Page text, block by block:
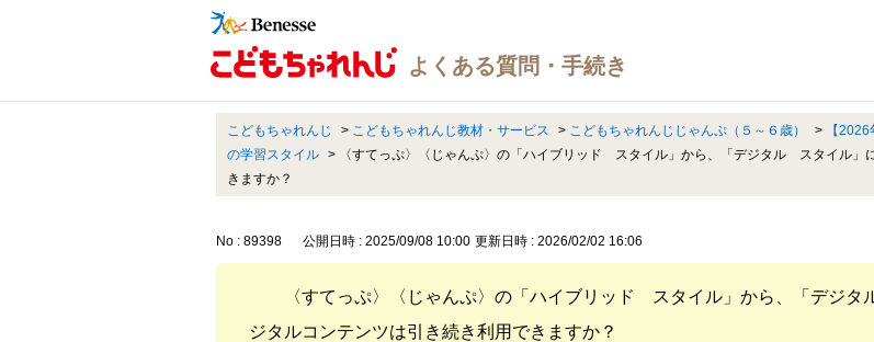
こどもちゃれんじ > こどもちゃれんじ教材・サービス > こどもちゃれんじじゃんぷ（５～６歳） >
【
の学習スタイル >
〈すてっぷ〉〈じゃんぷ〉の「ハイブリッド スタイル」から、「デジタル スタイル」
きますか？
No : 89398 公開日時 : 2025/09/08 10:00 更新日時 : 2026/02/02 16:06
〈すてっぷ〉〈じゃんぷ〉の「ハイブリッド スタイル」から、「デジ
ジタルコンテンツは引き続き利用できますか？